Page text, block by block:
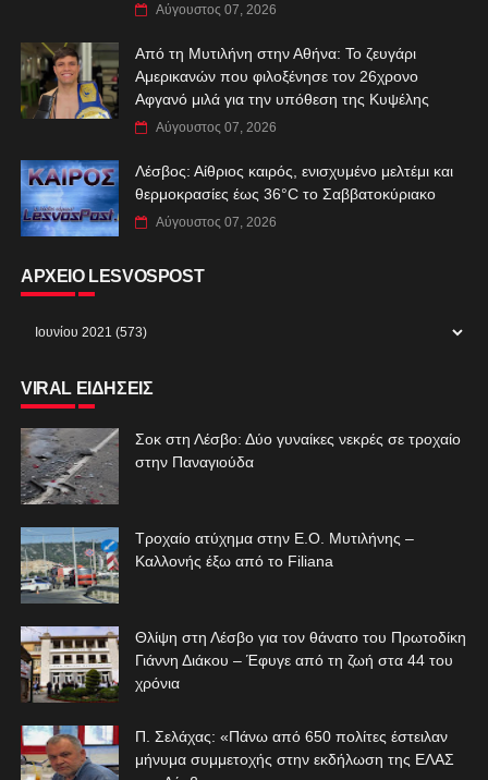
Αύγουστος 07, 2026
Από τη Μυτιλήνη στην Αθήνα: Το ζευγάρι
Αμερικανών που φιλοξένησε τον 26χρονο
Αφγανό μιλά για την υπόθεση της Κυψέλης
Αύγουστος 07, 2026
Λέσβος: Αίθριος καιρός, ενισχυμένο μελτέμι και
θερμοκρασίες έως 36°C το Σαββατοκύριακο
Αύγουστος 07, 2026
ΑΡΧΕΙΟ LESVOSPOST
VIRAL ΕΙΔΗΣΕΙΣ
Σοκ στη Λέσβο: Δύο γυναίκες νεκρές σε τροχαίο
στην Παναγιούδα
Τροχαίο ατύχημα στην Ε.Ο. Μυτιλήνης –
Καλλονής έξω από το Filiana
Θλίψη στη Λέσβο για τον θάνατο του Πρωτοδίκη
Γιάννη Διάκου – Έφυγε από τη ζωή στα 44 του
χρόνια
Π. Σελάχας: «Πάνω από 650 πολίτες έστειλαν
μήνυμα συμμετοχής στην εκδήλωση της ΕΛΑΣ